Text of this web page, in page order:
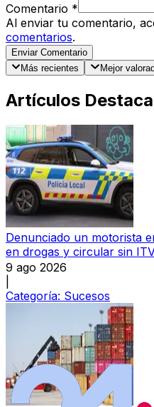
Comentario *
Al enviar tu comentario,
comentarios.
Enviar Comentario
Más recientes
Mejor
Artículos
Denunciado un motorista
en drogas y circular sin
9 ago 2026
Categoría: Sucesos